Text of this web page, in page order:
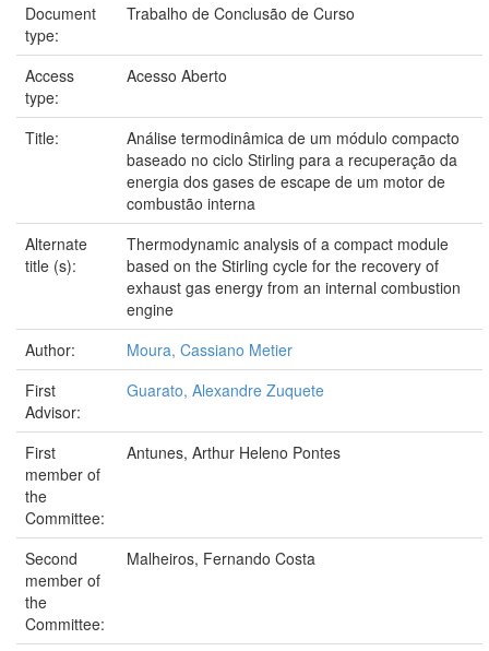
Document
type:
Trabalho de Conclusão de Curso
Access
type:
Acesso Aberto
Title:
Análise termodinâmica de um módulo compacto
baseado no ciclo Stirling para a recuperação da
energia dos gases de escape de um motor de
combustão interna
Alternate
title (s):
Thermodynamic analysis of a compact module
based on the Stirling cycle for the recovery of
exhaust gas energy from an internal combustion
engine
Author:
Moura, Cassiano Metier
First
Advisor:
Guarato, Alexandre Zuquete
First
member of
the
Committee:
Antunes, Arthur Heleno Pontes
Second
member of
the
Committee:
Malheiros, Fernando Costa